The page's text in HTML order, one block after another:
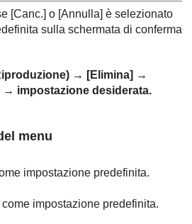
[Canc.] o [Annulla] è selezionato
sulla schermata di conferma
) → [Elimina] →
→ impostazione desiderata.
menu
impostazione predefinita.
impostazione predefinita.